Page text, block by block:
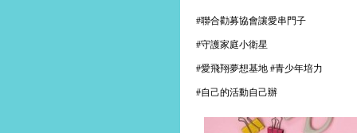
#聯合勸募協會讓愛串門子
#守護家庭小衛星
#愛飛翔夢想基地 #青少年培力
#自己的活動自己辦